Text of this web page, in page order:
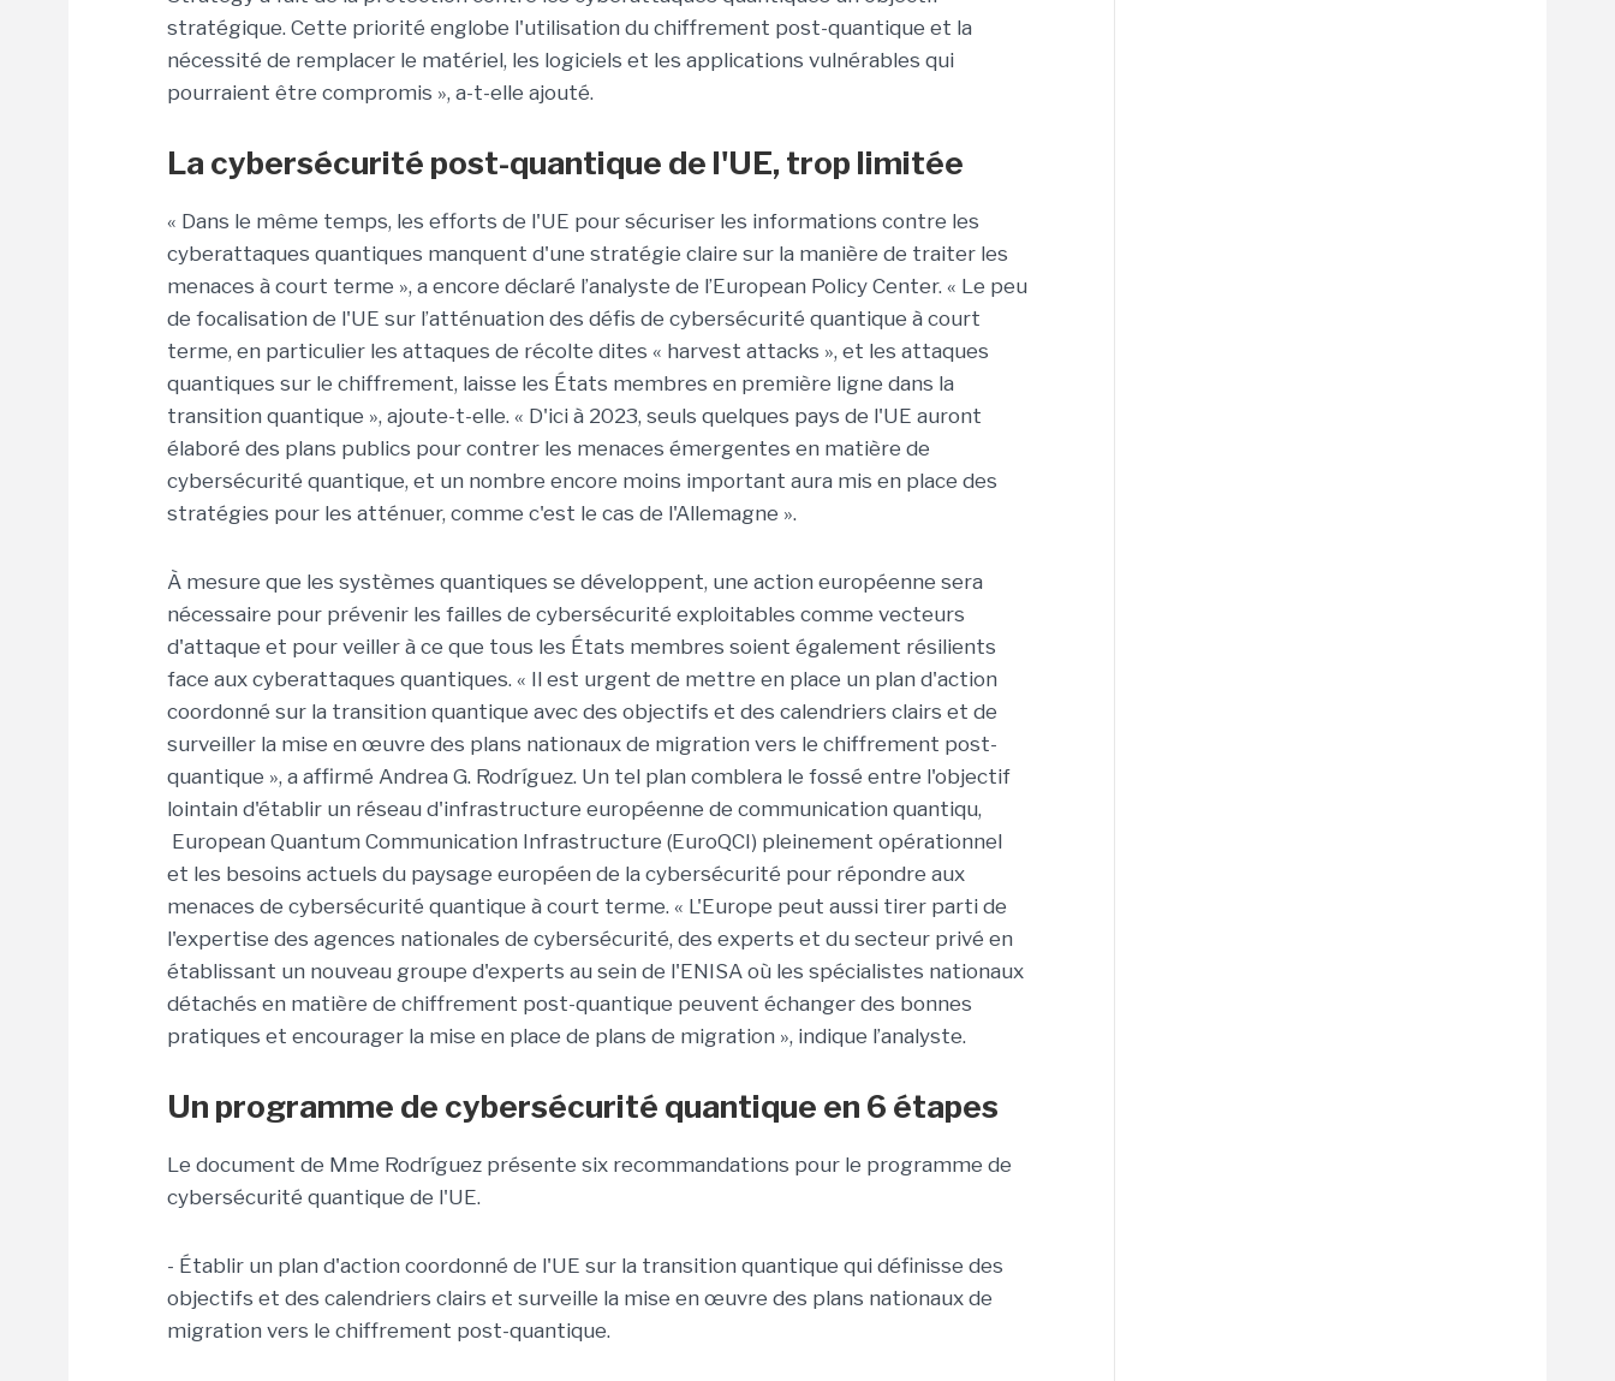
stratégique. Cette priorité englobe l'utilisation du chiffrement post-quantique et la
nécessité de remplacer le matériel, les logiciels et les applications vulnérables qui
pourraient être compromis », a-t-elle ajouté.
La cybersécurité post-quantique de l'UE, trop limitée
« Dans le même temps, les efforts de l'UE pour sécuriser les informations contre les
cyberattaques quantiques manquent d'une stratégie claire sur la manière de traiter les
menaces à court terme », a encore déclaré l’analyste de l’European Policy Center. « Le peu
de focalisation de l'UE sur l’atténuation des défis de cybersécurité quantique à court
terme, en particulier les attaques de récolte dites « harvest attacks », et les attaques
quantiques sur le chiffrement, laisse les États membres en première ligne dans la
transition quantique », ajoute-t-elle. « D'ici à 2023, seuls quelques pays de l'UE auront
élaboré des plans publics pour contrer les menaces émergentes en matière de
cybersécurité quantique, et un nombre encore moins important aura mis en place des
stratégies pour les atténuer, comme c'est le cas de l'Allemagne ».
À mesure que les systèmes quantiques se développent, une action européenne sera
nécessaire pour prévenir les failles de cybersécurité exploitables comme vecteurs
d'attaque et pour veiller à ce que tous les États membres soient également résilients
face aux cyberattaques quantiques. « Il est urgent de mettre en place un plan d'action
coordonné sur la transition quantique avec des objectifs et des calendriers clairs et de
surveiller la mise en œuvre des plans nationaux de migration vers le chiffrement post-
quantique », a affirmé Andrea G. Rodríguez. Un tel plan comblera le fossé entre l'objectif
lointain d'établir un réseau d'infrastructure européenne de communication quantiqu,
European Quantum Communication Infrastructure (EuroQCI) pleinement opérationnel
et les besoins actuels du paysage européen de la cybersécurité pour répondre aux
menaces de cybersécurité quantique à court terme. « L'Europe peut aussi tirer parti de
l'expertise des agences nationales de cybersécurité, des experts et du secteur privé en
établissant un nouveau groupe d'experts au sein de l'ENISA où les spécialistes nationaux
détachés en matière de chiffrement post-quantique peuvent échanger des bonnes
pratiques et encourager la mise en place de plans de migration », indique l’analyste.
Un programme de cybersécurité quantique en 6 étapes
Le document de Mme Rodríguez présente six recommandations pour le programme de
cybersécurité quantique de l'UE.
- Établir un plan d'action coordonné de l'UE sur la transition quantique qui définisse des
objectifs et des calendriers clairs et surveille la mise en œuvre des plans nationaux de
migration vers le chiffrement post-quantique.